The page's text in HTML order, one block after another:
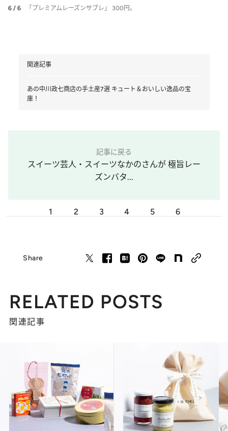
6 / 6 「プレミアムレーズンサブレ」 300円。
関連記事
あの中川政七商店の手土産7選 キュート＆おいしい逸品の宝
庫！
記事に戻る
スイーツ芸人・スイーツなかのさんが 極旨レー
ズンバタ...
1 2 3 4 5 6
Share
RELATED POSTS
関連記事